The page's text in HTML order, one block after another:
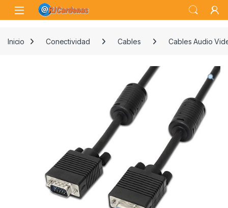
Skip to navigation
Skip to content
Open
Inicio Conectividad Cables Cables Audio